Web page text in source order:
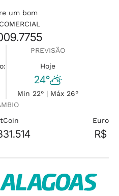
um bom
PREVISÃO
Hoje
24°
Min 22° | Máx 26°
Euro
R$